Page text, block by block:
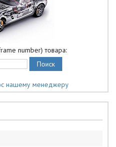
number) товара:
нашему менеджеру